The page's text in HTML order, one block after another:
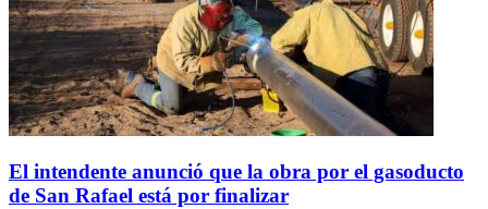
El intendente anunció que la obra por el gasoducto
de San Rafael está por finalizar